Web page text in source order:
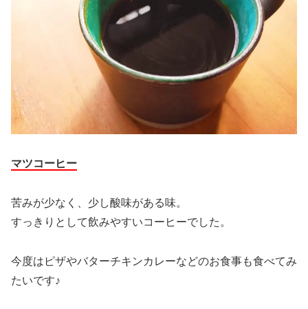
マツコーヒー
苦みが少なく、少し酸味がある味。
すっきりとして飲みやすいコーヒーでした。
今度はピザやバターチキンカレーなどのお食事も食べてみ
たいです♪